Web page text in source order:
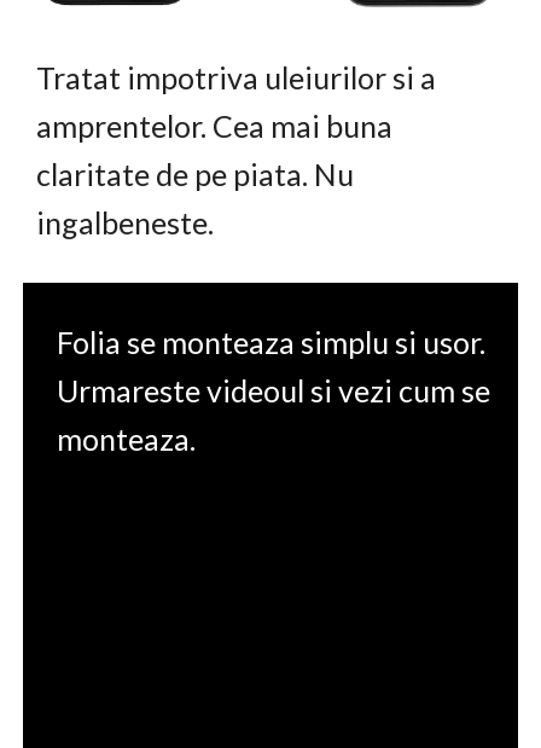
Tratat impotriva uleiurilor si a
amprentelor. Cea mai buna
claritate de pe piata. Nu
ingalbeneste.
Folia se monteaza simplu si usor.
Urmareste videoul si vezi cum se
monteaza.